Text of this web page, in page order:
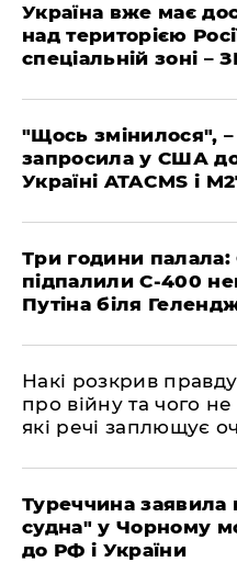
Україна вже має
над територією
спеціальній зоні –
"Щось змінилося",
запросила у США
Україні ATACMS і
Три години
підпалили С-400
Путіна біля
Накі розкрив
про війну та чого
які речі заплющує
Туреччина заявила
судна" у Чорному
до РФ і України